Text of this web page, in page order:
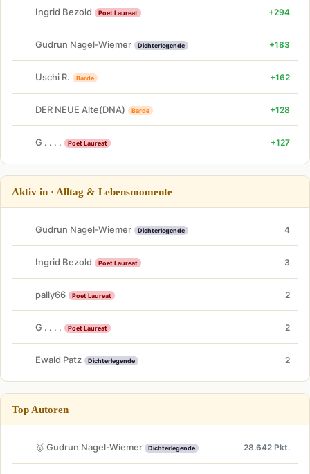
Ingrid Bezold Poet Laureat +294
Gudrun Nagel-Wiemer Dichterlegende +183
Uschi R. Barde +162
DER NEUE Alte(DNA) Barde +128
G . . . . Poet Laureat +127
Aktiv in · Alltag & Lebensmomente
Gudrun Nagel-Wiemer Dichterlegende 4
Ingrid Bezold Poet Laureat 3
pally66 Poet Laureat 2
G . . . . Poet Laureat 2
Ewald Patz Dichterlegende 2
Top Autoren
🥇 Gudrun Nagel-Wiemer Dichterlegende 28.642 Pkt.